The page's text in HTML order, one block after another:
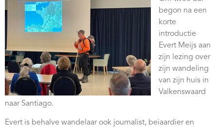
Webshop
Contact
begon na een
korte
introductie
Evert Meijs aan
zijn lezing over
zijn wandeling
van zijn huis in
Valkenswaard
naar Santiago.
Evert is behalve wandelaar ook journalist, beiaardier en